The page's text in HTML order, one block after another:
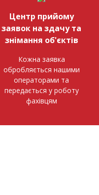
Центр прийому
заявок на здачу та
знімання об'єктів
Кожна заявка
обробляється нашими
операторами та
передається у роботу
фахівцям